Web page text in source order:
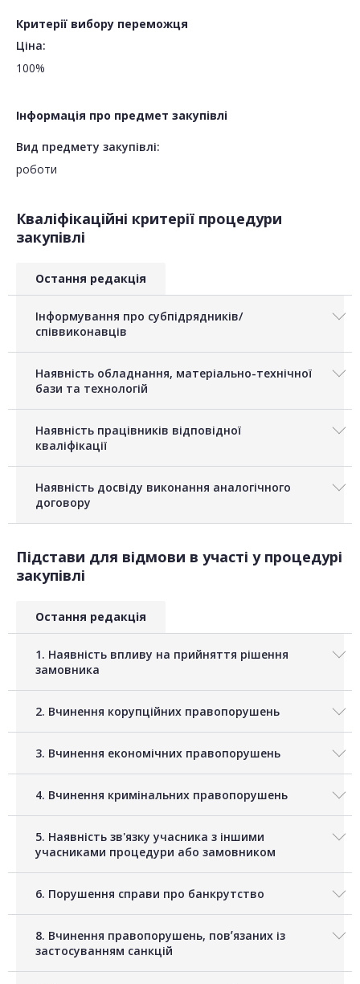
Критерії вибору переможця
Ціна:
100%
Інформація про предмет закупівлі
Вид предмету закупівлі:
роботи
Кваліфікаційні критерії процедури
закупівлі
Остання редакція
Інформування про субпідрядників/
співвиконавців
Наявність обладнання, матеріально-технічної
бази та технологій
Наявність працівників відповідної
кваліфікації
Наявність досвіду виконання аналогічного
договору
Підстави для відмови в участі у процедурі
закупівлі
Остання редакція
1. Наявність впливу на прийняття рішення
замовника
2. Вчинення корупційних правопорушень
3. Вчинення економічних правопорушень
4. Вчинення кримінальних правопорушень
5. Наявність зв'язку учасника з іншими
учасниками процедури або замовником
6. Порушення справи про банкрутство
8. Вчинення правопорушень, повʼязаних із
застосуванням санкцій